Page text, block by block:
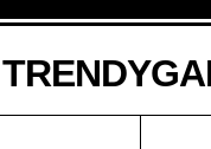
door
naar
naar
de